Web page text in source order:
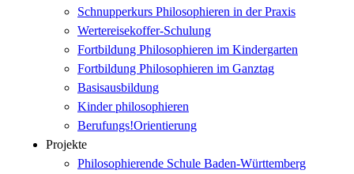
Schnupperkurs Philosophieren in der Praxis
Wertereisekoffer-Schulung
Fortbildung Philosophieren im Kindergarten
Fortbildung Philosophieren im Ganztag
Basisausbildung
Kinder philosophieren
Berufungs!Orientierung
Projekte
Philosophierende Schule Baden-Württemberg